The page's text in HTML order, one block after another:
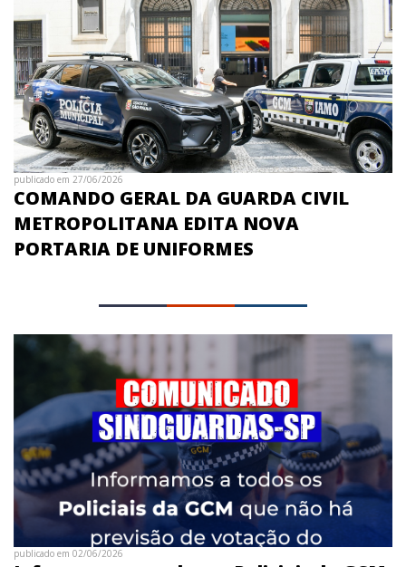
publicado em 27/06/2026
COMANDO GERAL DA GUARDA CIVIL
METROPOLITANA EDITA NOVA
PORTARIA DE UNIFORMES
publicado em 02/06/2026